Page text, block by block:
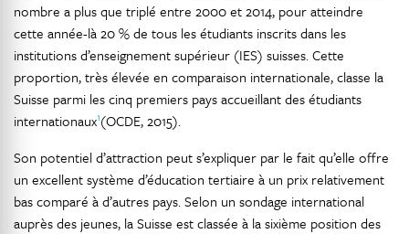
nombre a plus que triplé entre 2000 et 2014, pour atteindre
cette année-là 20 % de tous les étudiants inscrits dans les
institutions d’enseignement supérieur (IES) suisses. Cette
proportion, très élevée en comparaison internationale, classe la
Suisse parmi les cinq premiers pays accueillant des étudiants
internationaux1(OCDE, 2015).
Son potentiel d’attraction peut s’expliquer par le fait qu’elle offre
un excellent système d’éducation tertiaire à un prix relativement
bas comparé à d’autres pays. Selon un sondage international
auprès des jeunes, la Suisse est classée à la sixième position des